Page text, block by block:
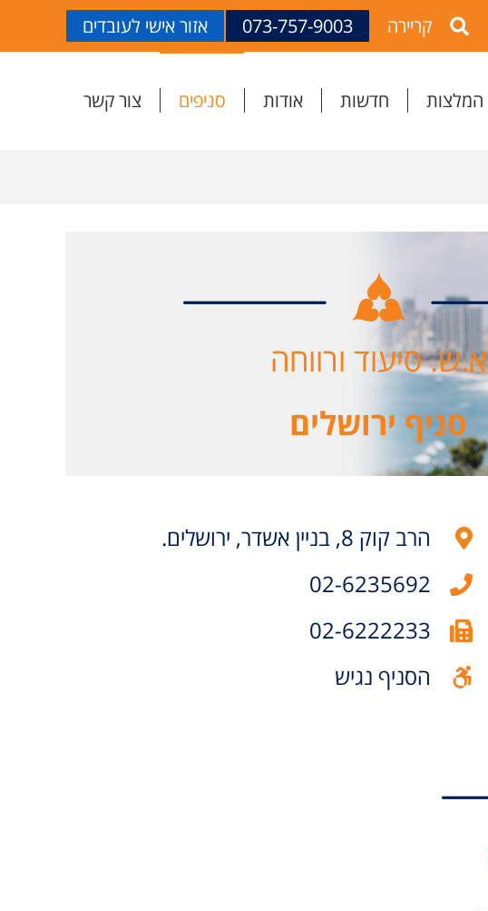
קריירה 073-757-9003 אזור אישי לעובדים
המלצות חדשות אודות סניפים צור קשר
א.ש. סיעוד ורווחה
סניף ירושלים
הרב קוק 8, בניין אשדר, ירושלים.
02-6235692
02-6222233
הסניף נגיש